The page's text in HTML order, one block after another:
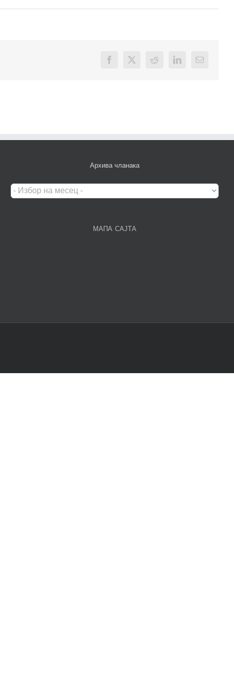
Facebook
X RedditLinkedInEmail
Архива чланака
Архива
чланака
МАПА САЈТА